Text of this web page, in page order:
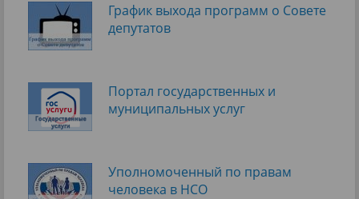
График выхода программ о Cовете
депутатов
Портал государственных и
муниципальных услуг
Уполномоченный по правам
человека в НСО